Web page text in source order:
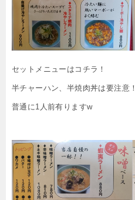
セットメニューはコチラ！
半チャーハン、半焼肉丼は要注意！
普通に1人前有りますw